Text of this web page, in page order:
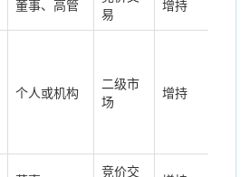
董事、高管
易
增持
个人或机构
二级市
场
增持
竞价交